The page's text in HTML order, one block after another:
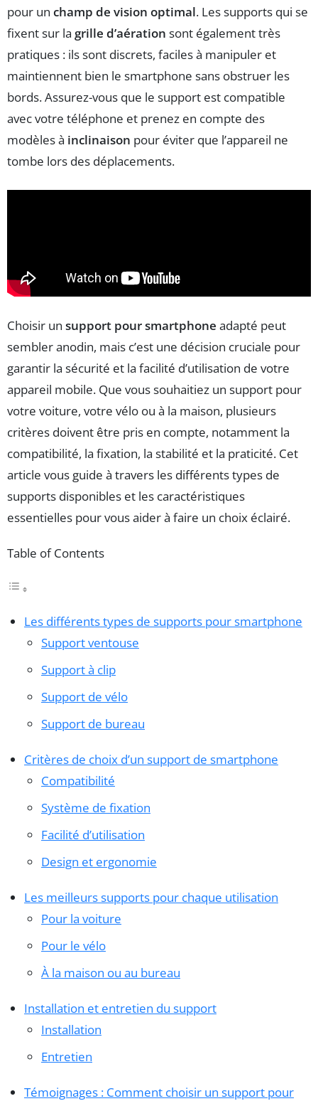
pour un champ de vision optimal. Les supports qui se
fixent sur la grille d’aération sont également très
pratiques : ils sont discrets, faciles à manipuler et
maintiennent bien le smartphone sans obstruer les
bords. Assurez-vous que le support est compatible
avec votre téléphone et prenez en compte des
modèles à inclinaison pour éviter que l’appareil ne
tombe lors des déplacements.
Choisir un support pour smartphone adapté peut
sembler anodin, mais c’est une décision cruciale pour
garantir la sécurité et la facilité d’utilisation de votre
appareil mobile. Que vous souhaitiez un support pour
votre voiture, votre vélo ou à la maison, plusieurs
critères doivent être pris en compte, notamment la
compatibilité, la fixation, la stabilité et la praticité. Cet
article vous guide à travers les différents types de
supports disponibles et les caractéristiques
essentielles pour vous aider à faire un choix éclairé.
Table of Contents
Les différents types de supports pour smartphone
Support ventouse
Support à clip
Support de vélo
Support de bureau
Critères de choix d’un support de smartphone
Compatibilité
Système de fixation
Facilité d’utilisation
Design et ergonomie
Les meilleurs supports pour chaque utilisation
Pour la voiture
Pour le vélo
À la maison ou au bureau
Installation et entretien du support
Installation
Entretien
Témoignages : Comment choisir un support pour